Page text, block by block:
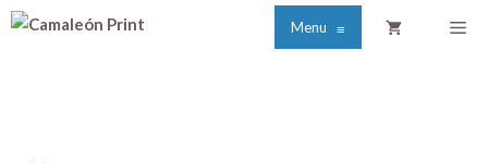
Saltar
Menu ≡